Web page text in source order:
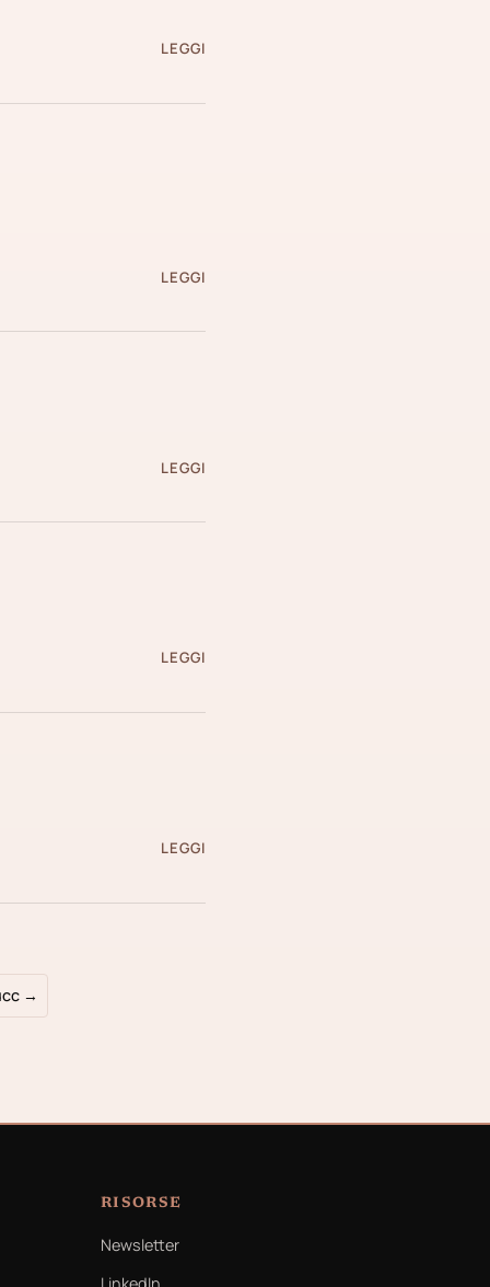
LEGGI
LEGGI
LEGGI
LEGGI
LEGGI
→
RISORSE
Newsletter
LinkedIn